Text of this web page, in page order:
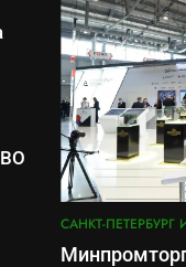
САНКТ-ПЕТЕРБУРГ